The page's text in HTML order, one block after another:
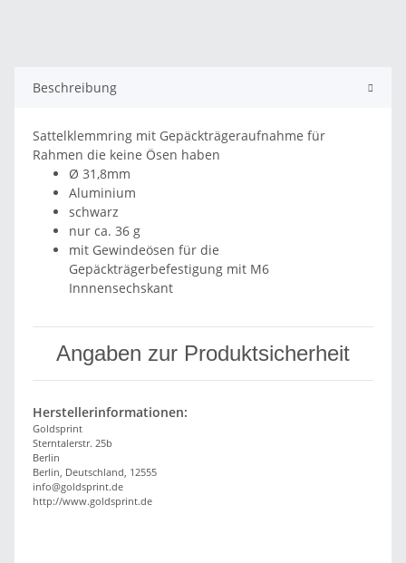
Beschreibung
Sattelklemmring mit Gepäckträgeraufnahme für
Rahmen die keine Ösen haben
Ø 31,8mm
Aluminium
schwarz
nur ca. 36 g
mit Gewindeösen für die
Gepäckträgerbefestigung mit M6
Innnensechskant
Angaben zur Produktsicherheit
Herstellerinformationen:
Goldsprint
Sterntalerstr. 25b
Berlin
Berlin, Deutschland, 12555
info@goldsprint.de
http://www.goldsprint.de